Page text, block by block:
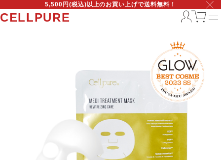
5,500円(税込)以上のお買い上げで送料無料！
CELLPURE